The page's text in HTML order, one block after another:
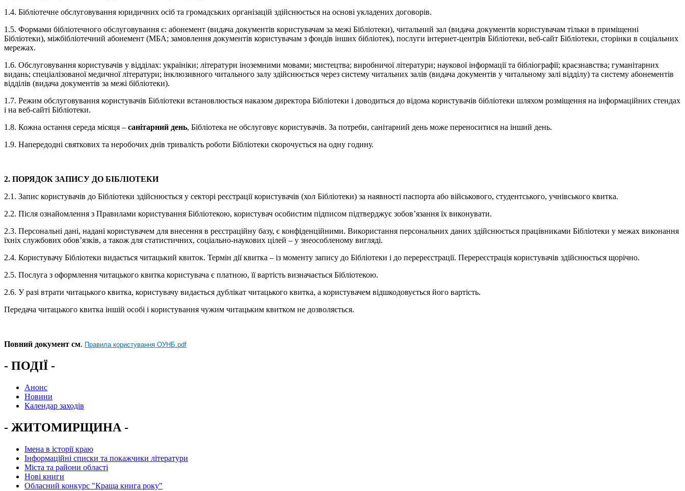
1.4. Бібліотечне обслуговування юридичних осіб та громадських організацій здійснюється на основі укладених договорів.
1.5. Формами бібліотечного обслуговування є: абонемент (видача документів користувачам за межі Бібліотеки), читальний зал (видача документів користувачам тільки в приміщенні
Бібліотеки), міжбібліотечний абонемент (МБА; замовлення документів користувачам з фондів інших бібліотек), послуги інтернет-центрів Бібліотеки, веб-сайт Бібліотеки, сторінки в соціальних
мережах.
1.6. Обслуговування користувачів у відділах: україніки; літератури іноземними мовами; мистецтва; виробничої літератури; наукової інформації та бібліографії; краєзнавства; гуманітарних
видань; спеціалізованої медичної літератури; інклюзивного читального залу здійснюється через систему читальних залів (видача документів у читальному залі відділу) та систему абонементів
відділів (видача документів за межі бібліотеки).
1.7. Режим обслуговування користувачів Бібліотеки встановлюється наказом директора Бібліотеки і доводиться до відома користувачів бібліотеки шляхом розміщення на інформаційних стендах
і на веб-сайті Бібліотеки.
1.8. Кожна остання середа місяця – санітарний день, Бібліотека не обслуговує користувачів. За потреби, санітарний день може переноситися на інший день.
1.9. Напередодні святкових та неробочих днів тривалість роботи Бібліотеки скорочується на одну годину.
2. ПОРЯДОК ЗАПИСУ ДО БІБЛІОТЕКИ
2.1. Запис користувачів до Бібліотеки здійснюється у секторі реєстрації користувачів (хол Бібліотеки) за наявності паспорта або військового, студентського, учнівського квитка.
2.2. Після ознайомлення з Правилами користування Бібліотекою, користувач особистим підписом підтверджує зобов’язання їх виконувати.
2.3. Персональні дані, надані користувачем для внесення в реєстраційну базу, є конфіденційними. Використання персональних даних здійснюється працівниками Бібліотеки у межах виконання
їхніх службових обов’язків, а також для статистичних, соціально-наукових цілей – у знеособленому вигляді.
2.4. Користувачу Бібліотеки видається читацький квиток. Термін дії квитка – із моменту запису до Бібліотеки і до перереєстрації. Перереєстрація користувачів здійснюється щорічно.
2.5. Послуга з оформлення читацького квитка користувача є платною, її вартість визначається Бібліотекою.
2.6. У разі втрати читацького квитка, користувачу видається дублікат читацького квитка, а користувачем відшкодовується його вартість.
Передача читацького квитка іншій особі і користування чужим читацьким квитком не дозволяється.
Повний документ см. Правила користування ОУНБ.pdf
- ПОДІЇ -
Анонс
Новини
Календар заходів
- ЖИТОМИРЩИНА -
Імена в історії краю
Інформаційні списки та покажчики літератури
Міста та райони області
Нові книги
Обласний конкурс "Краща книга року"